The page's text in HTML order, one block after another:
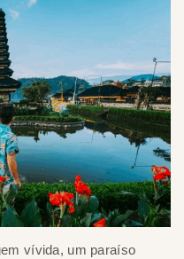
vívida, um paraíso